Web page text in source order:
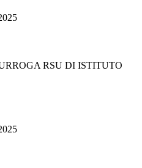
RSU DI ISTITUTO